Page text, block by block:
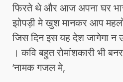
फिरते थे और आज अपना घर
झोपड़ी मे खुश मानकर आप
जिस दिन इस यह देश जागेगा न
। कवि बहुत रोमांशकारी भी
‘नामक गजल मे,